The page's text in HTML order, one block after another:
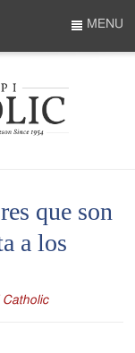
MENU
que son
a los
Catholic